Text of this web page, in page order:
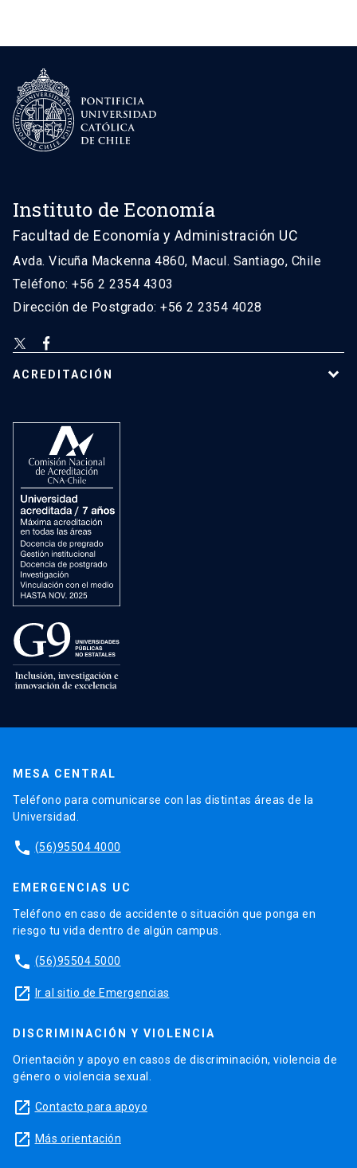
Instituto de Economía
Facultad de Economía y Administración UC
Avda. Vicuña Mackenna 4860, Macul. Santiago, Chile
Teléfono: +56 2 2354 4303
Dirección de Postgrado: +56 2 2354 4028
ACREDITACIÓN
MESA CENTRAL
Teléfono para comunicarse con las distintas áreas de la
Universidad.
phone (56)95504 4000
EMERGENCIAS UC
Teléfono en caso de accidente o situación que ponga en
riesgo tu vida dentro de algún campus.
phone (56)95504 5000
launch Ir al sitio de Emergencias
DISCRIMINACIÓN Y VIOLENCIA
Orientación y apoyo en casos de discriminación, violencia de
género o violencia sexual.
launch Contacto para apoyo
launch Más orientación